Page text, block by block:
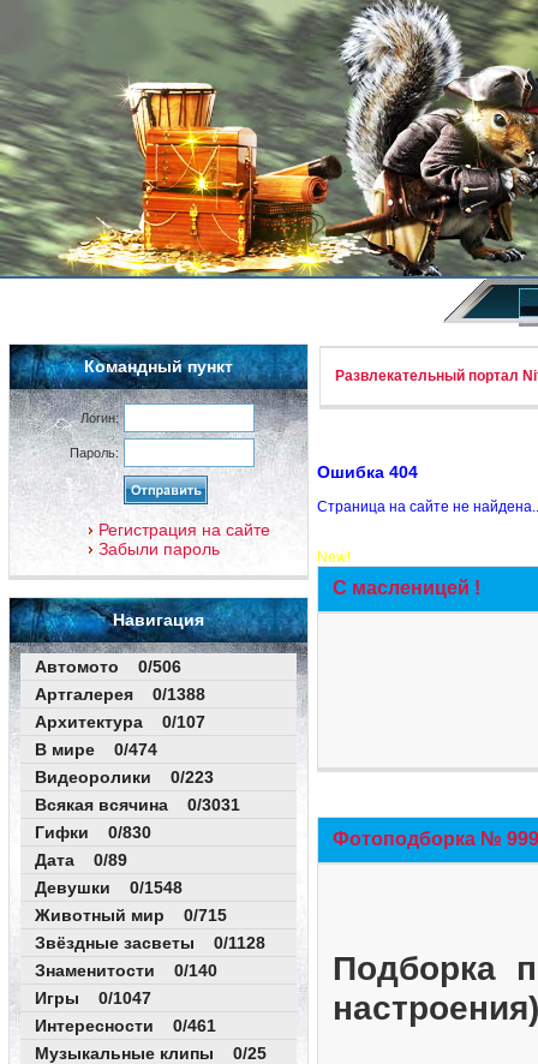
Командный пункт
Логин:
Пароль:
Регистрация на сайте
Забыли пароль
Навигация
Автомото 0/506
Артгалерея 0/1388
Архитектура 0/107
В мире 0/474
Видеоролики 0/223
Всякая всячина 0/3031
Гифки 0/830
Дата 0/89
Девушки 0/1548
Животный мир 0/715
Звёздные засветы 0/1128
Знаменитости 0/140
Игры 0/1047
Интересности 0/461
Музыкальные клипы 0/25
Развлекательный портал
Ошибка 404
Страница на сайте не
New!
С масленицей !
Фотоподборка №
Подборка